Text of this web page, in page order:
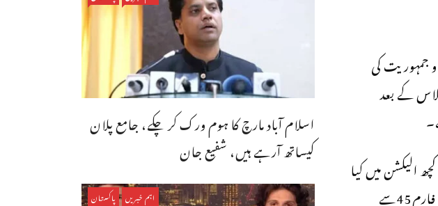
جمہوریت کی
کے بعد
الیکشن میں کیا
اس سے پہلے گورنر ہائوس سے مسکن سازشوں کا بنا ہوا ہے۔ گورنر ہائوس میں تین دن پہلے فارم45سے
اسلام آباد مارچ کا ہوم ورک کر چکے، جامع پلان
کیساتھ آرہے ہیں، شفیع جان
اہم خبریں پاکستان